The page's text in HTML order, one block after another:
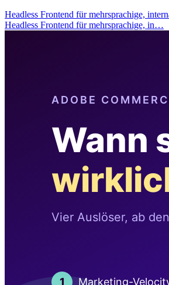
Headless Frontend für mehrsprachige,
Headless Frontend für mehrsprachige, in…